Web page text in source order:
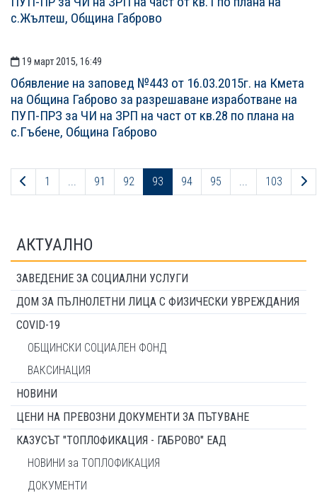
с.Жълтеш, Община Габрово
19 март 2015, 16:49
Oбявление на заповед №443 от 16.03.2015г. на Кмета
на Община Габрово за разрешаване изработване на
ПУП-ПРЗ за ЧИ на ЗРП на част от кв.28 по плана на
с.Гъбене, Община Габрово
Предходна страница
1 ... 91 92 93 94 95 ... 103
АКТУАЛНО
ЗАВЕДЕНИЕ ЗА СОЦИАЛНИ УСЛУГИ
ДОМ ЗА ПЪЛНОЛЕТНИ ЛИЦА С ФИЗИЧЕСКИ УВРЕЖДАНИЯ
COVID-19
ОБЩИНСКИ СОЦИАЛЕН ФОНД
ВАКСИНАЦИЯ
НОВИНИ
ЦЕНИ НА ПРЕВОЗНИ ДОКУМЕНТИ ЗА ПЪТУВАНЕ
КАЗУСЪТ "ТОПЛОФИКАЦИЯ - ГАБРОВО" ЕАД
НОВИНИ за ТОПЛОФИКАЦИЯ
ДОКУМЕНТИ